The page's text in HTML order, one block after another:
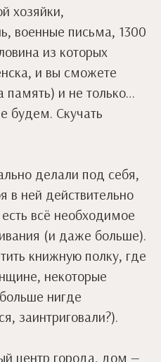
хозяйки,
военные письма, 1300
из которых
и вы сможете
память) и не только…
будем. Скучать
делали под себя,
в ней действительно
всё необходимое
(и даже больше).
книжную полку, где
некоторые
нигде
заинтриговали?).
центр города, дом —